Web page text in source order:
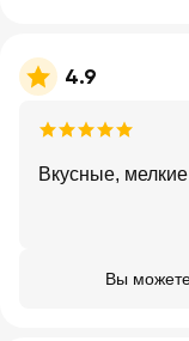
4.9
Вкусные,
Вы можете